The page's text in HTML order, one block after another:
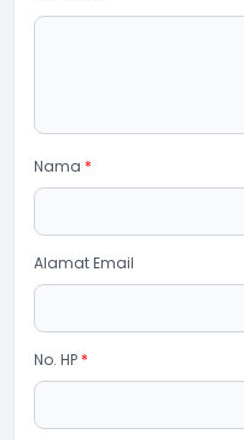
Nama *
Alamat Email
No. HP *